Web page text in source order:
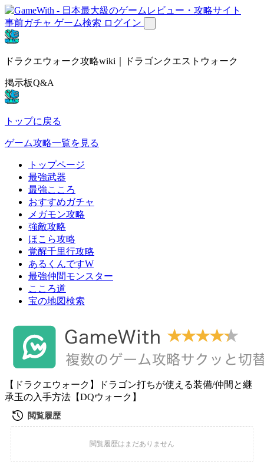
事前ガチャ ゲーム検索 ログイン
ドラクエウォーク攻略wiki｜ドラゴンクエストウォーク
掲示板Q&A
トップに戻る
ゲーム攻略一覧を見る
トップページ
最強武器
最強こころ
おすすめガチャ
メガモン攻略
強敵攻略
ほこら攻略
覚醒千里行攻略
あるくんですW
最強仲間モンスター
こころ道
宝の地図検索
【ドラクエウォーク】ドラゴン打ちが使える装備/仲間と継
承玉の入手方法【DQウォーク】